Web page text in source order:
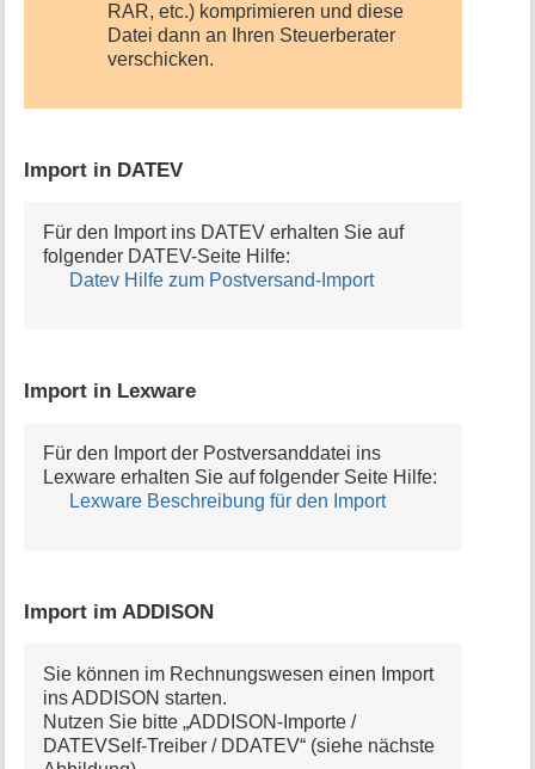
RAR, etc.) komprimieren und diese
Datei dann an Ihren Steuerberater
verschicken.
Import in DATEV
Für den Import ins DATEV erhalten Sie auf
folgender DATEV-Seite Hilfe:
Datev Hilfe zum Postversand-Import
Import in Lexware
Für den Import der Postversanddatei ins
Lexware erhalten Sie auf folgender Seite Hilfe:
Lexware Beschreibung für den Import
Import im ADDISON
Sie können im Rechnungswesen einen Import
ins ADDISON starten.
Nutzen Sie bitte „ADDISON-Importe /
DATEVSelf-Treiber / DDATEV“ (siehe nächste